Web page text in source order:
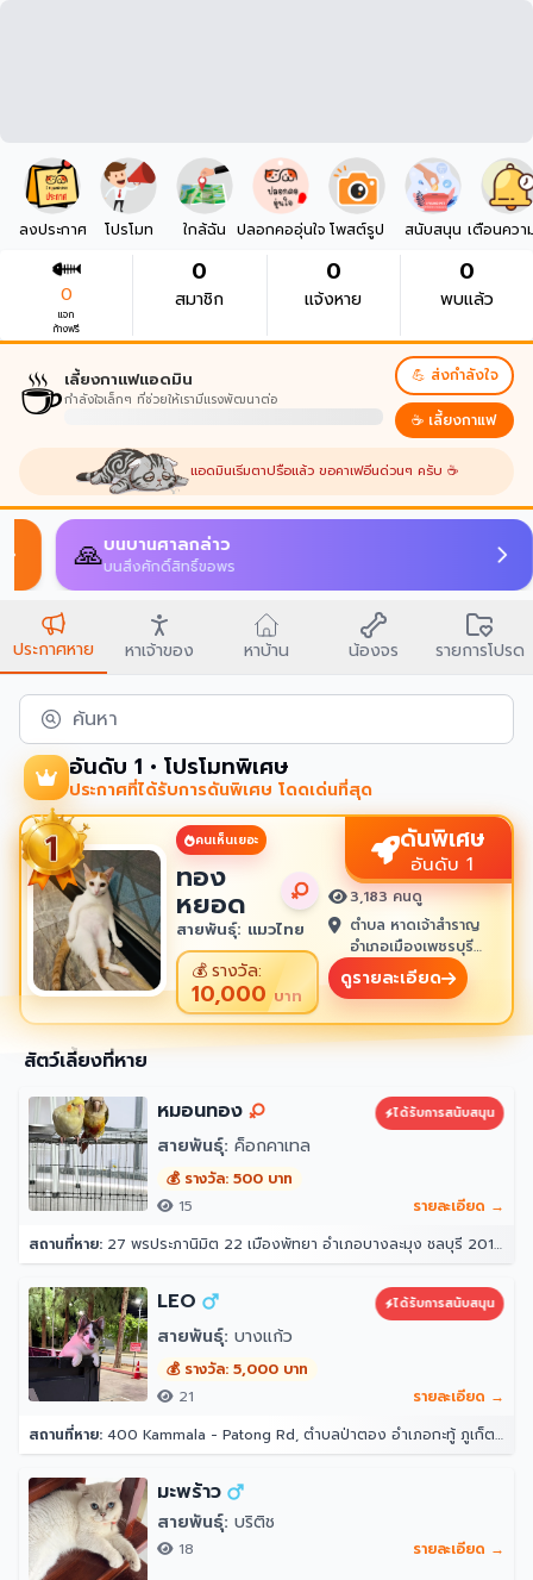
ลงประกาศ โปรโมท ใกล้ฉัน ปลอกคออุ่นใจ โพสต์รูป สนับสนุน เตือนควา
0
แจก
ก้างฟรี
0
สมาชิก
0
แจ้งหาย
0
พบแล้ว
☕เลี้ยงกาแฟแอดมิน
กำลังใจเล็กๆ ที่ช่วยให้เรามีแรงพัฒนาต่อ
💪 ส่งกำลังใจ
☕ เลี้ยงกาแฟ
แอดมินเริ่มตาปรือแล้ว ขอคาเฟอีนด่วนๆ ครับ ☕
🙏บนบานศาลกล่าว
บนสิ่งศักดิ์สิทธิ์ขอพร
ประกาศหาย หาเจ้าของ หาบ้าน น้องจร รายการโปรด
ค้นหา
อันดับ 1 • โปรโมทพิเศษ
ประกาศที่ได้รับการดันพิเศษ โดดเด่นที่สุด
คนเห็นเยอะ
ทอง
หยอด
สายพันธุ์: แมวไทย
💰รางวัล:
10,000บาท
ดันพิเศษ
อันดับ 1
3,183 คนดู
ตำบล หาดเจ้าสำราญ
อำเภอเมืองเพชรบุรี
เพชรบุรี 76100
ดูรายละเอียด
สัตว์เลี้ยงที่หาย
หมอนทอง
ได้รับการสนับสนุน
สายพันธุ์: ค็อกคาเทล
💰 รางวัล: 500 บาท
15
รายละเอียด →
สถานที่หาย: 27 พรประภานิมิต 22 เมืองพัทยา อำเภอบางละมุง ชลบุรี 20150
LEO ได้รับการสนับสนุน
สายพันธุ์: บางแก้ว
💰 รางวัล: 5,000 บาท
21
รายละเอียด →
สถานที่หาย: 400 Kammala - Patong Rd, ตำบลป่าตอง อำเภอกะทู้ ภูเก็ต 83150 โรงแรมอินโดจีนรีสอร์ท - ตาลิมารีสอร์ท
มะพร้าว
สายพันธุ์: บริติช
18 รายละเอียด →